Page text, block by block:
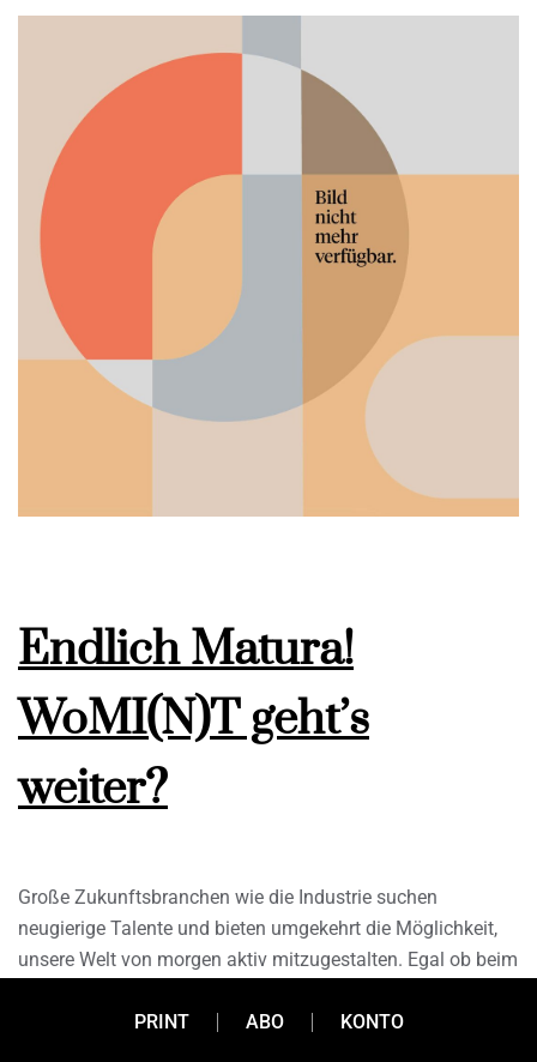
Endlich Matura!
WoMI(N)T geht’s
weiter?
Große Zukunftsbranchen wie die Industrie suchen
neugierige Talente und bieten umgekehrt die Möglichkeit,
unsere Welt von morgen aktiv mitzugestalten. Egal ob beim
Rahmen eines spannenden Studiums, so viel steht fest: Die
PRINT ABO KONTO